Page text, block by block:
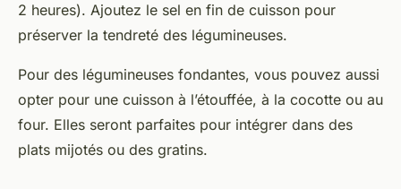
2 heures). Ajoutez le sel en fin de cuisson pour
préserver la tendreté des légumineuses.
Pour des légumineuses fondantes, vous pouvez aussi
opter pour une cuisson à l’étouffée, à la cocotte ou au
four. Elles seront parfaites pour intégrer dans des
plats mijotés ou des gratins.